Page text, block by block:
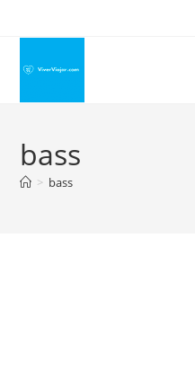
conteúdo
bass
> bass